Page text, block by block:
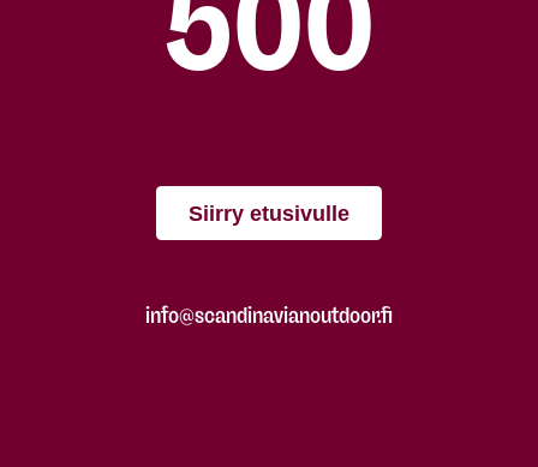
Siirry etusivulle
info@scandinavianoutdoor.fi